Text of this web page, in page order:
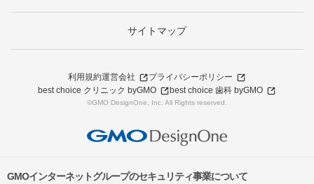
サイトマップ
利用規約運営会社
プライバシーポリシー
best choice クリニック byGMO
best choice 歯科 byGMO
©GMO DesignOne, Inc. All Rights reserved.
GMOインターネットグループのセキュリティ事業について